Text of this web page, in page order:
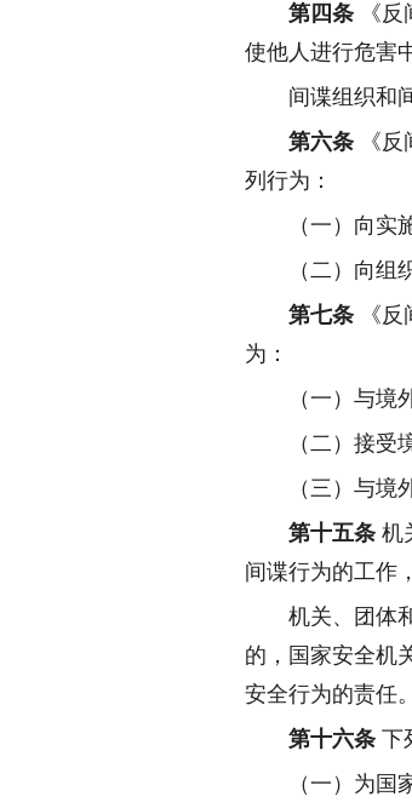
第四条
《
使他人进行危害
间谍组织和
第六条 《
列行为：
（一）向实
（二）向组
第七条 《
为：
（一）与
（二）接
（三）与
第十五条 机
间谍行为的工作
机关、团体
的，国家安全机
安全行为的责任。
第十六条 下
（一）为